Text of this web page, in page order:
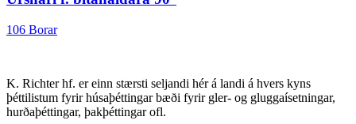
106 Borar
K. Richter hf. er einn stærsti seljandi hér á landi á hvers kyns
þéttilistum fyrir húsaþéttingar bæði fyrir gler- og gluggaísetningar,
hurðaþéttingar, þakþéttingar ofl.